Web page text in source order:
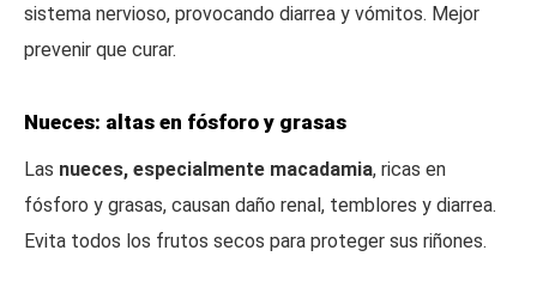
sistema nervioso, provocando diarrea y vómitos. Mejor
prevenir que curar.
Nueces: altas en fósforo y grasas
Las nueces, especialmente macadamia, ricas en
fósforo y grasas, causan daño renal, temblores y diarrea.
Evita todos los frutos secos para proteger sus riñones.